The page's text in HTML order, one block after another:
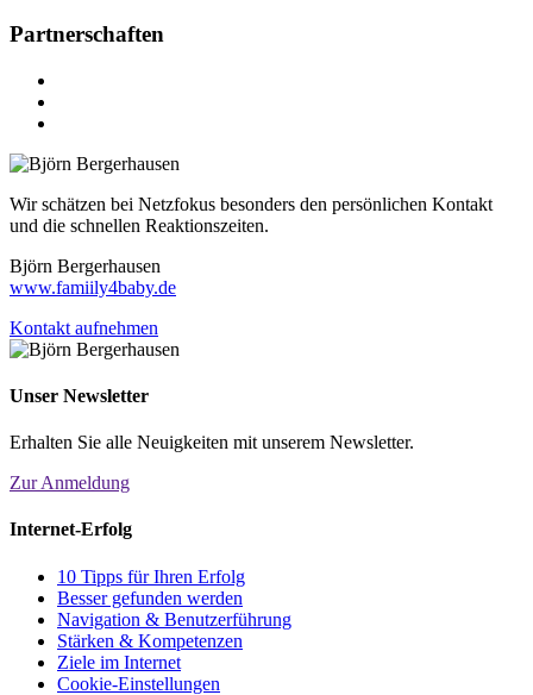
Partnerschaften
Wir schätzen bei Netzfokus besonders den persönlichen Kontakt
und die schnellen Reaktionszeiten.
Björn Bergerhausen
www.famiily4baby.de
Kontakt aufnehmen
Unser Newsletter
Erhalten Sie alle Neuigkeiten mit unserem Newsletter.
Zur Anmeldung
Internet-Erfolg
10 Tipps für Ihren Erfolg
Besser gefunden werden
Navigation & Benutzerführung
Stärken & Kompetenzen
Ziele im Internet
Cookie-Einstellungen